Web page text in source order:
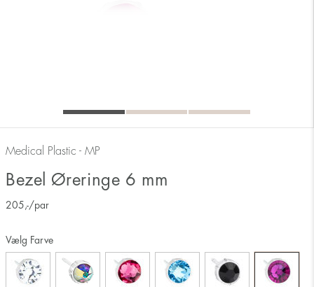
Medical Plastic - MP
Bezel Øreringe 6 mm
205 ,-/par
Vælg Farve